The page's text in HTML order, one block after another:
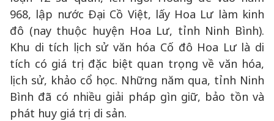
968, lập nước Đại Cồ Việt, lấy Hoa Lư làm kinh
đô (nay thuộc huyện Hoa Lư, tỉnh Ninh Bình).
Khu di tích lịch sử văn hóa Cố đô Hoa Lư là di
tích có giá trị đặc biệt quan trọng về văn hóa,
lịch sử, khảo cổ học. Những năm qua, tỉnh Ninh
Bình đã có nhiều giải pháp gìn giữ, bảo tồn và
phát huy giá trị di sản.